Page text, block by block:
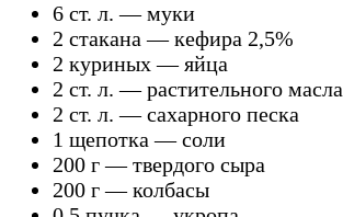
6 ст. л. — муки
2 стакана — кефира 2,5%
2 куриных — яйца
2 ст. л. — растительного масла
2 ст. л. — сахарного песка
1 щепотка — соли
200 г — твердого сыра
200 г — колбасы